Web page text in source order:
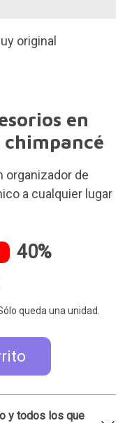
cabeza de
en
organizador de
a cualquier lugar
40%
queda una unidad.
y todos los que